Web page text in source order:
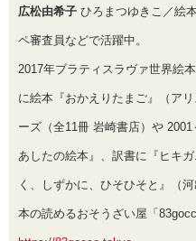
広松由希子 ひろまつゆきこ／絵
ペ審査員などで活躍中。
2017年ブラティスラヴァ世界絵
に絵本『おかえりたまご』（ア
ーズ（全11冊 岩崎書店）や
あしたの絵本』、訳書に『ヒキ
く、しずかに、ひそひそと』（
本の読めるおそうざい屋「